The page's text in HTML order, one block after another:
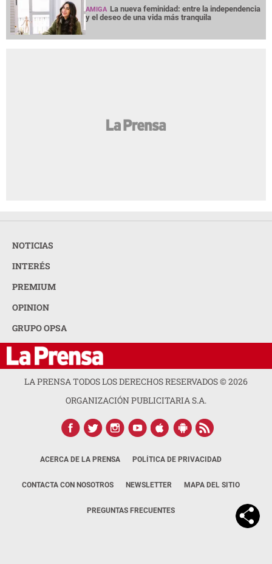
AMIGA La nueva feminidad: entre la independencia
y el deseo de una vida más tranquila
NOTICIAS
INTERÉS
PREMIUM
OPINION
GRUPO OPSA
LA PRENSA TODOS LOS DERECHOS RESERVADOS ©2026
ORGANIZACIÓN PUBLICITARIA S.A.
ACERCA DE LA PRENSA POLÍTICA DE PRIVACIDAD
CONTACTA CON NOSOTROS NEWSLETTER MAPA DEL SITIO
PREGUNTAS FRECUENTES